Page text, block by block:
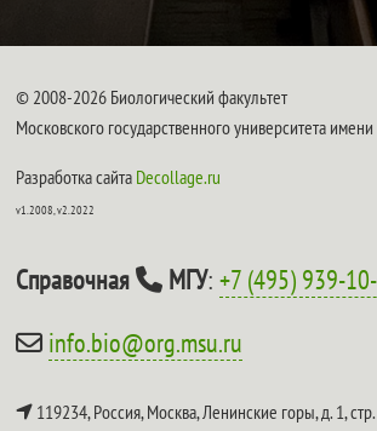
© 2008-2026 Биологический факультет
Московского государственного университета
Разработка сайта Decollage.ru
v1.2008, v2.2022
Справочная МГУ:+7 (495) 939-
info.bio@org.msu.ru
119234, Россия, Москва, Ленинские горы, д. 1,